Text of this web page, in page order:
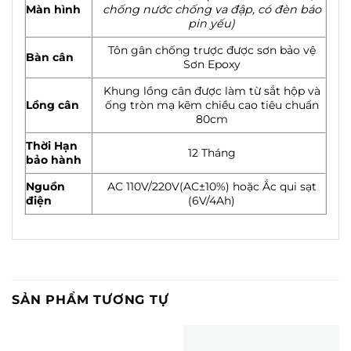
Màn hình
chống nước chống va đập, có đèn báo
pin yếu)
Bàn cân
Tôn gân chống trược được sơn bảo vệ
Sơn Epoxy
Lồng cân
Khung lồng cân được làm từ sắt hộp và
ống tròn mạ kẽm chiều cao tiêu chuẩn
80cm
Thời Hạn
bảo hành
12 Tháng
Nguồn
điện
AC 110V/220V(AC±10%) hoặc Ắc qui sạt
(6V/4Ah)
SẢN PHẨM TƯƠNG TỰ